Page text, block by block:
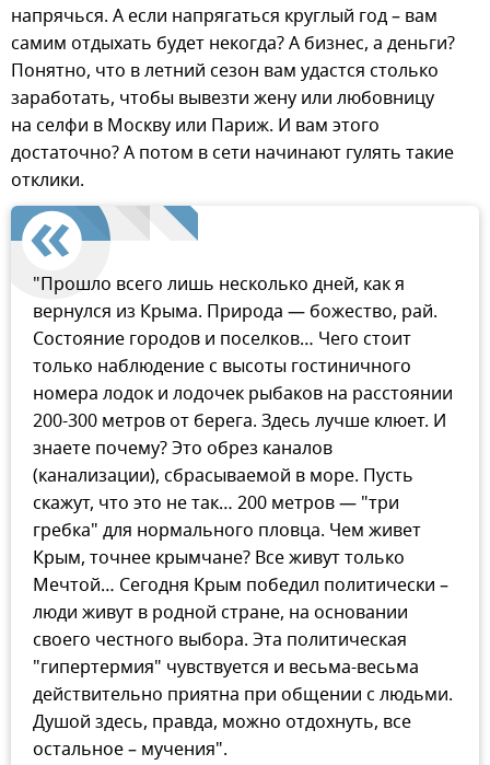
напрячься. А если напрягаться круглый год – вам
самим отдыхать будет некогда? А бизнес, а деньги?
Понятно, что в летний сезон вам удастся столько
заработать, чтобы вывезти жену или любовницу
на селфи в Москву или Париж. И вам этого
достаточно? А потом в сети начинают гулять такие
отклики.
"Прошло всего лишь несколько дней, как я
вернулся из Крыма. Природа — божество, рай.
Состояние городов и поселков… Чего стоит
только наблюдение с высоты гостиничного
номера лодок и лодочек рыбаков на расстоянии
200-300 метров от берега. Здесь лучше клюет. И
знаете почему? Это обрез каналов
(канализации), сбрасываемой в море. Пусть
скажут, что это не так… 200 метров — "три
гребка" для нормального пловца. Чем живет
Крым, точнее крымчане? Все живут только
Мечтой… Сегодня Крым победил политически –
люди живут в родной стране, на основании
своего честного выбора. Эта политическая
"гипертермия" чувствуется и весьма-весьма
действительно приятна при общении с людьми.
Душой здесь, правда, можно отдохнуть, все
остальное – мучения".